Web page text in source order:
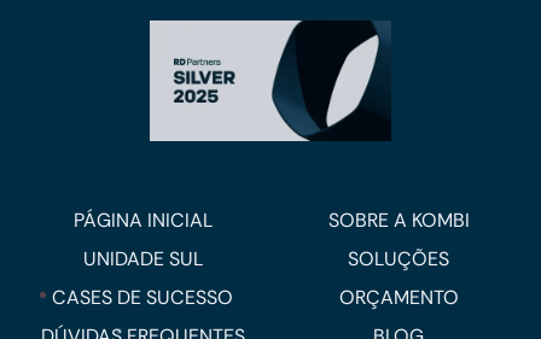
PÁGINA INICIAL
SOBRE A KOMBI
UNIDADE SUL
SOLUÇÕES
CASES DE SUCESSO
ORÇAMENTO